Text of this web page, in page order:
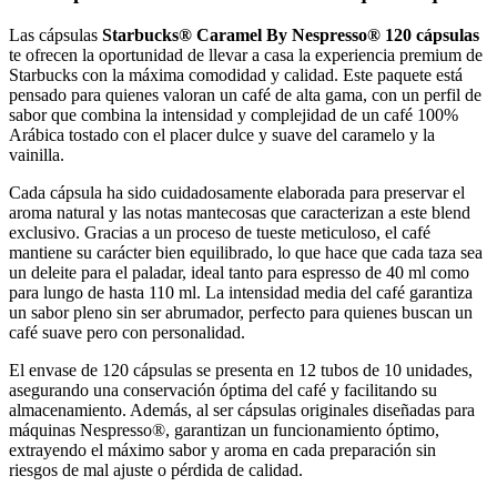
Las cápsulas Starbucks® Caramel By Nespresso® 120 cápsulas
te ofrecen la oportunidad de llevar a casa la experiencia premium de
Starbucks con la máxima comodidad y calidad. Este paquete está
pensado para quienes valoran un café de alta gama, con un perfil de
sabor que combina la intensidad y complejidad de un café 100%
Arábica tostado con el placer dulce y suave del caramelo y la
vainilla.
Cada cápsula ha sido cuidadosamente elaborada para preservar el
aroma natural y las notas mantecosas que caracterizan a este blend
exclusivo. Gracias a un proceso de tueste meticuloso, el café
mantiene su carácter bien equilibrado, lo que hace que cada taza sea
un deleite para el paladar, ideal tanto para espresso de 40 ml como
para lungo de hasta 110 ml. La intensidad media del café garantiza
un sabor pleno sin ser abrumador, perfecto para quienes buscan un
café suave pero con personalidad.
El envase de 120 cápsulas se presenta en 12 tubos de 10 unidades,
asegurando una conservación óptima del café y facilitando su
almacenamiento. Además, al ser cápsulas originales diseñadas para
máquinas Nespresso®, garantizan un funcionamiento óptimo,
extrayendo el máximo sabor y aroma en cada preparación sin
riesgos de mal ajuste o pérdida de calidad.